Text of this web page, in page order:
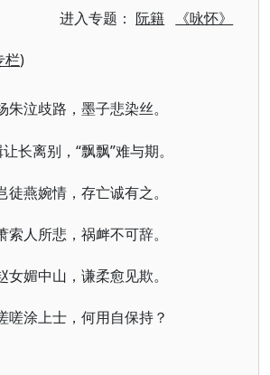
进入专题： 阮籍 《咏怀》
栏)
朱泣歧路，墨子悲染丝。
让长离别，“飘飘”难与期。
徒燕婉情，存亡诚有之。
索人所悲，祸衅不可辞。
女媚中山，谦柔愈见欺。
嗟涂上士，何用自保持？